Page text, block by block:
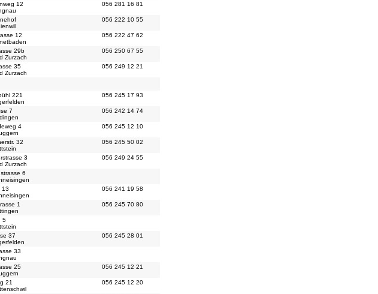
12
056 281 16 81
056 222 10 55
12
056 222 47 62
29b
Zurzach
056 250 67 55
35
Zurzach
056 249 12 21
221
056 245 17 93
7
056 242 14 74
4
056 245 12 10
32
056 245 50 02
3
Zurzach
056 249 24 55
6
13
056 241 19 58
1
056 245 70 80
5
37
056 245 28 01
33
25
056 245 12 21
21
056 245 12 20